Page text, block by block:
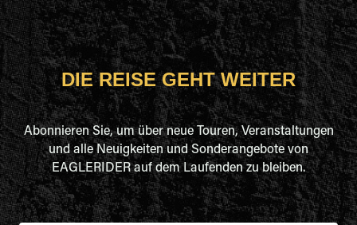
DIE REISE GEHT WEITER
Abonnieren Sie, um über neue Touren, Veranstaltungen
und alle Neuigkeiten und Sonderangebote von
EAGLERIDER auf dem Laufenden zu bleiben.